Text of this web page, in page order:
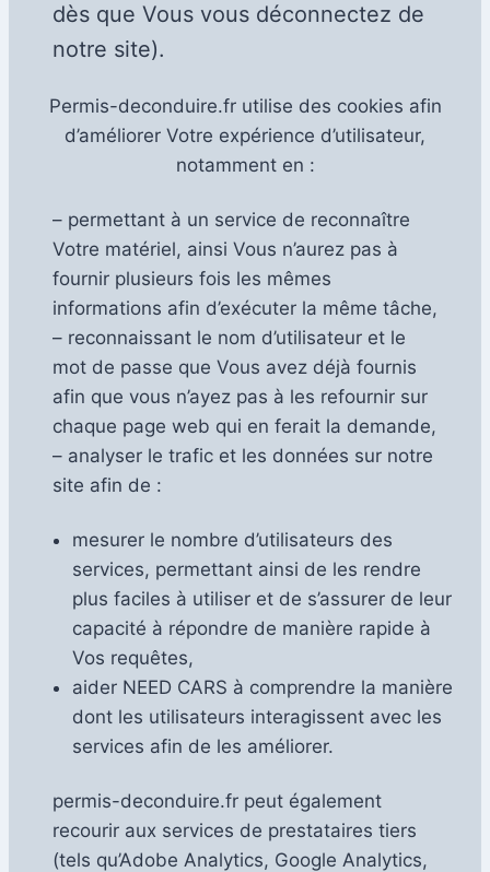
dès que Vous vous déconnectez de
notre site).
Permis-deconduire.fr utilise des cookies afin
d’améliorer Votre expérience d’utilisateur,
notamment en :
– permettant à un service de reconnaître
Votre matériel, ainsi Vous n’aurez pas à
fournir plusieurs fois les mêmes
informations afin d’exécuter la même tâche,
– reconnaissant le nom d’utilisateur et le
mot de passe que Vous avez déjà fournis
afin que vous n’ayez pas à les refournir sur
chaque page web qui en ferait la demande,
– analyser le trafic et les données sur notre
site afin de :
mesurer le nombre d’utilisateurs des
services, permettant ainsi de les rendre
plus faciles à utiliser et de s’assurer de leur
capacité à répondre de manière rapide à
Vos requêtes,
aider NEED CARS à comprendre la manière
dont les utilisateurs interagissent avec les
services afin de les améliorer.
permis-deconduire.fr peut également
recourir aux services de prestataires tiers
(tels qu’Adobe Analytics, Google Analytics,